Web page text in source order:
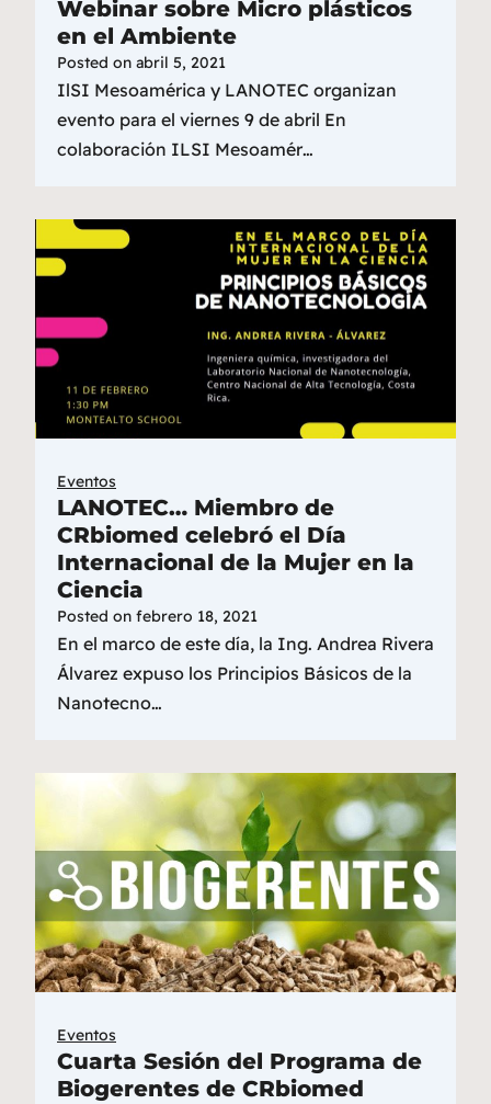
Webinar sobre Micro plásticos
en el Ambiente
Posted on abril 5, 2021
IlSI Mesoamérica y LANOTEC organizan
evento para el viernes 9 de abril En
colaboración ILSI Mesoamér…
Eventos
LANOTEC… Miembro de
CRbiomed celebró el Día
Internacional de la Mujer en la
Ciencia
Posted on febrero 18, 2021
En el marco de este día, la Ing. Andrea Rivera
Álvarez expuso los Principios Básicos de la
Nanotecno…
Eventos
Cuarta Sesión del Programa de
Biogerentes de CRbiomed